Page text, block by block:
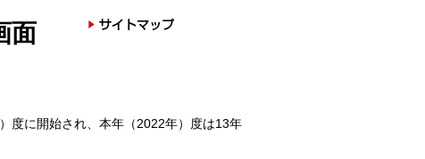
面
度に開始され、本年（2022年）度は13年